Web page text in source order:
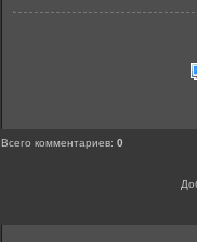
Всего комментариев:0